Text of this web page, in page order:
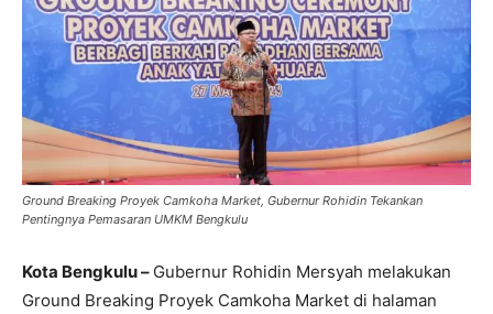
Ground Breaking Proyek Camkoha Market, Gubernur Rohidin Tekankan
Pentingnya Pemasaran UMKM Bengkulu
Kota Bengkulu – Gubernur Rohidin Mersyah melakukan
Ground Breaking Proyek Camkoha Market di halaman